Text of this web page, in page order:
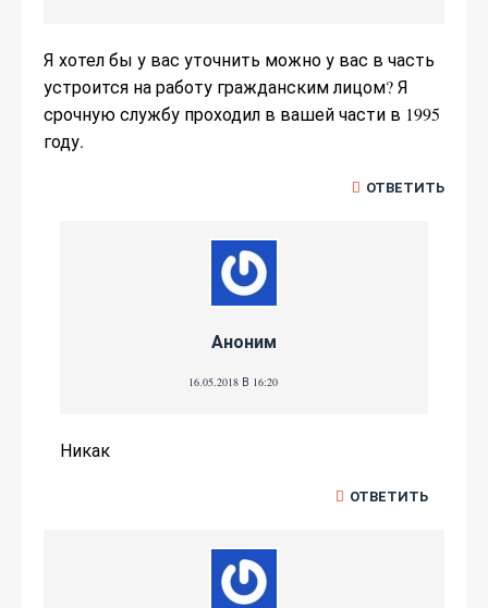
Я хотел бы у вас уточнить можно у вас в часть
устроится на работу гражданским лицом? Я
срочную службу проходил в вашей части в 1995
году.
ОТВЕТИТЬ
Аноним
16.05.2018 В 16:20
Никак
ОТВЕТИТЬ